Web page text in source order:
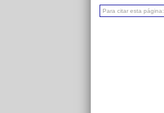
Para citar esta página: